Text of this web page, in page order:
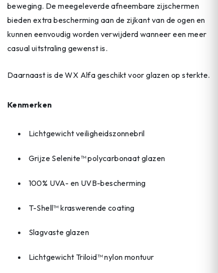
beweging. De meegeleverde afneembare zijschermen
bieden extra bescherming aan de zijkant van de ogen en
kunnen eenvoudig worden verwijderd wanneer een meer
casual uitstraling gewenst is.
Daarnaast is de WX Alfa geschikt voor glazen op sterkte.
Kenmerken
Lichtgewicht veiligheidszonnebril
Grijze Selenite™ polycarbonaat glazen
100% UVA- en UVB-bescherming
T-Shell™ kraswerende coating
Slagvaste glazen
Lichtgewicht Triloid™ nylon montuur